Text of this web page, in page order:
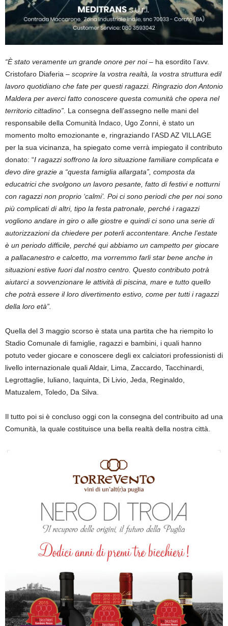
“È stato veramente un grande onore per noi– ha esordito l’avv.
Cristofaro Diaferia – scoprire la vostra realtà, la vostra struttura edil
lavoro quotidiano che fate per questi ragazzi. Ringrazio don Antonio
Maldera per averci fatto conoscere questa comunità che opera nel
territorio cittadino” . La consegna dell’assegno nelle mani del
responsabile della Comunità Indaco, Ugo Zonni, è stato un
momento molto emozionante e, ringraziando l’ASD AZ VILLAGE
per la sua vicinanza, ha spiegato come verrà impiegato il contributo
donato: “I ragazzi soffrono la loro situazione familiare complicata e
devo dire grazie a “questa famiglia allargata”, composta da
educatrici che svolgono un lavoro pesante, fatto di festivi e notturni
con ragazzi non proprio ‘calmi’. Poi ci sono periodi che per noi sono
più complicati di altri, tipo la festa patronale, perché i ragazzi
vogliono andare in giro o alle giostre e quindi ci sono una serie di
autorizzazioni da chiedere per poterli accontentare. Anche l’estate
è un periodo difficile, perché qui abbiamo un campetto per giocare
a pallacanestro e calcetto, ma vorremmo farli star bene anche in
situazioni estive fuori dal nostro centro. Questo contributo potrà
aiutarci a sovvenzionare le attività di piscina, mare e tutto quello
che potrà essere il loro divertimento estivo, come per tutti i ragazzi
della loro età”.
Quella del 3 maggio scorso è stata una partita che ha riempito lo
Stadio Comunale di famiglie, ragazzi e bambini, i quali hanno
potuto veder giocare e conoscere degli ex calciatori professionisti di
livello internazionale quali Aldair, Lima, Zaccardo, Tacchinardi,
Legrottaglie, Iuliano, Iaquinta, Di Livio, Jeda, Reginaldo,
Matuzalem, Toledo, Da Silva.
Il tutto poi si è concluso oggi con la consegna del contribuito ad una
Comunità, la quale costituisce una bella realtà della nostra città.